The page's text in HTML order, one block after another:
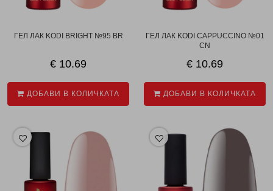
ГЕЛ ЛАК KODI BRIGHT №95 BR
€ 10.69
ДОБАВИ В КОЛИЧКАТА
ГЕЛ ЛАК KODI CAPPUCCINO №01
CN
€ 10.69
ДОБАВИ В КОЛИЧКАТА